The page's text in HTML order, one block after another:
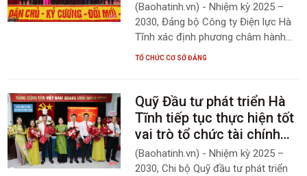
(Baohatinh.vn) - Nhiệm kỳ 2025 –
2030, Đảng bộ Công ty Điện lực Hà
Tĩnh xác định phương châm hành
động: “Đoàn kết - Hiệu năng - Hiệu
TỔ CHỨC CƠ SỞ ĐẢNG
Quỹ Đầu tư phát triển Hà
Tĩnh tiếp tục thực hiện tốt
vai trò tổ chức tài chính
Nhà nước
(Baohatinh.vn) - Nhiệm kỳ 2025 –
2030, Chi bộ Quỹ đầu tư phát triển